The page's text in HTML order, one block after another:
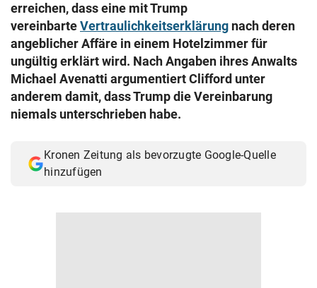
© Krone Multimedia GmbH & Co KG 2026
Muthgasse 2, 1190 Wien
erreichen, dass eine mit Trump
vereinbarteVertraulichkeitserklärung nach deren
angeblicher Affäre in einem Hotelzimmer für
ungültig erklärt wird. Nach Angaben ihres Anwalts
Michael Avenatti argumentiert Clifford unter
anderem damit, dass Trump die Vereinbarung
niemals unterschrieben habe.
Kronen Zeitung als bevorzugte Google-Quelle
hinzufügen